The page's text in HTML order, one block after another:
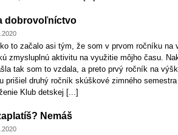
dobrovoľníctvo
to začalo asi tým, že som v prvom ročníku na
zmysluplnú aktivitu na využitie môjho času.
tak som to vzdala, a preto prvý ročník na
prišiel druhý ročník skúškové zimného
Klub detskej [...]
Nemáš